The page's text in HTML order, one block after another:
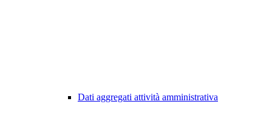
Dati aggregati attività amministrativa